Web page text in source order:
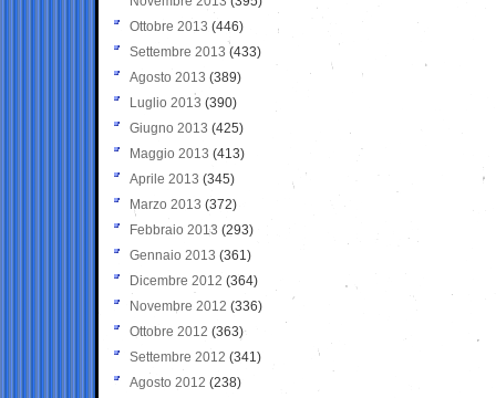
Ottobre 2013 (446)
Settembre 2013 (433)
Agosto 2013 (389)
Luglio 2013 (390)
Giugno 2013 (425)
Maggio 2013 (413)
Aprile 2013 (345)
Marzo 2013 (372)
Febbraio 2013 (293)
Gennaio 2013 (361)
Dicembre 2012 (364)
Novembre 2012 (336)
Ottobre 2012 (363)
Settembre 2012 (341)
Agosto 2012 (238)